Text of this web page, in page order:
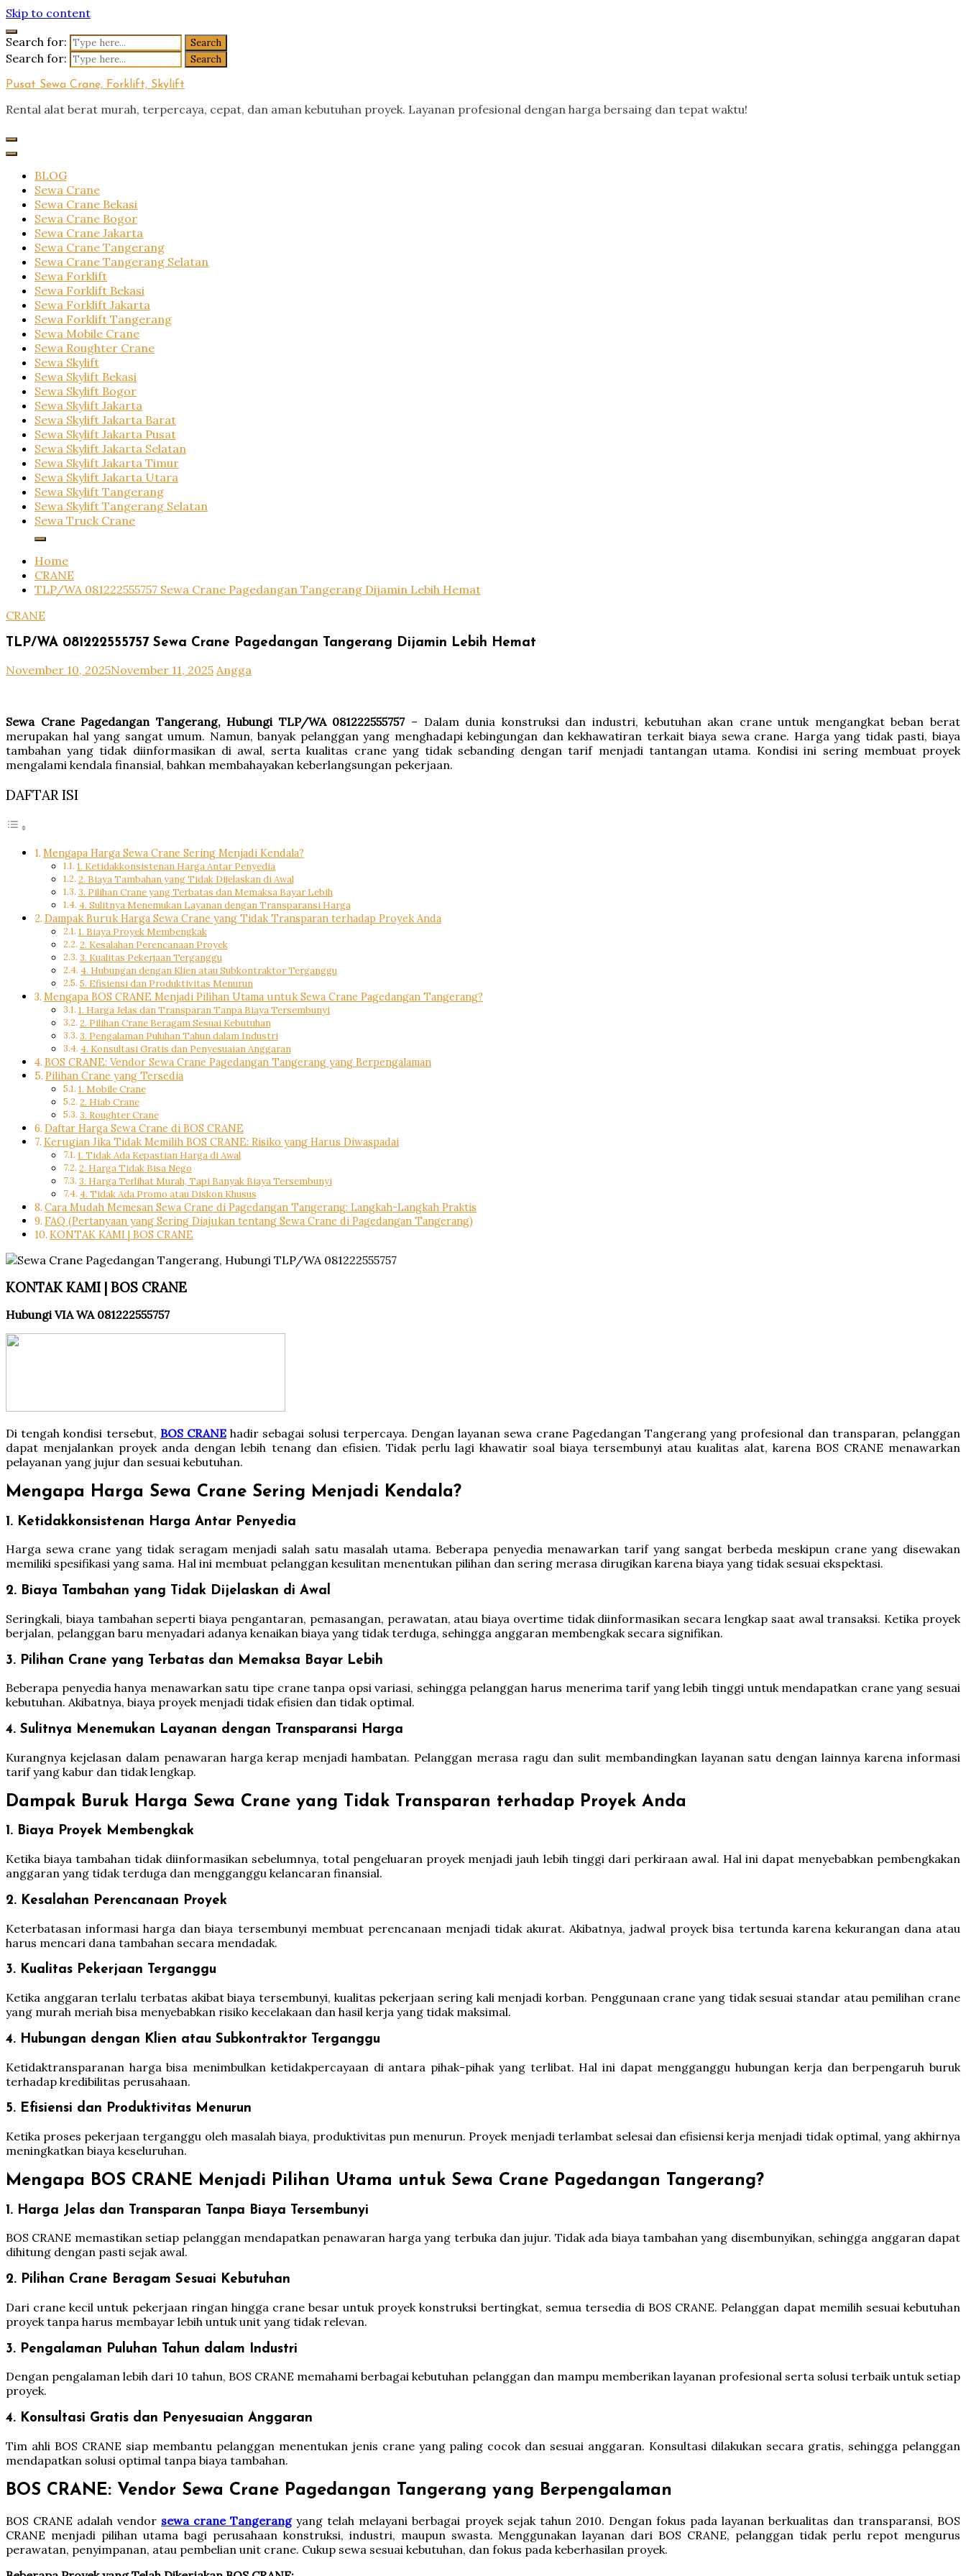
Skip to content
Search for:
Search for:
Pusat Sewa Crane, Forklift, Skylift
Rental alat berat murah, terpercaya, cepat, dan aman kebutuhan proyek. Layanan profesional dengan harga bersaing dan tepat waktu!
BLOG
Sewa Crane
Sewa Crane Bekasi
Sewa Crane Bogor
Sewa Crane Jakarta
Sewa Crane Tangerang
Sewa Crane Tangerang Selatan
Sewa Forklift
Sewa Forklift Bekasi
Sewa Forklift Jakarta
Sewa Forklift Tangerang
Sewa Mobile Crane
Sewa Roughter Crane
Sewa Skylift
Sewa Skylift Bekasi
Sewa Skylift Bogor
Sewa Skylift Jakarta
Sewa Skylift Jakarta Barat
Sewa Skylift Jakarta Pusat
Sewa Skylift Jakarta Selatan
Sewa Skylift Jakarta Timur
Sewa Skylift Jakarta Utara
Sewa Skylift Tangerang
Sewa Skylift Tangerang Selatan
Sewa Truck Crane
Home
CRANE
TLP/WA 081222555757 Sewa Crane Pagedangan Tangerang Dijamin Lebih Hemat
CRANE
TLP/WA 081222555757 Sewa Crane Pagedangan Tangerang Dijamin Lebih Hemat
November 10, 2025November 11, 2025 Angga
Sewa Crane Pagedangan Tangerang, Hubungi TLP/WA 081222555757– Dalam dunia konstruksi dan industri, kebutuhan akan crane untuk mengangkat beban berat
merupakan hal yang sangat umum. Namun, banyak pelanggan yang menghadapi kebingungan dan kekhawatiran terkait biaya sewa crane. Harga yang tidak pasti, biaya
tambahan yang tidak diinformasikan di awal, serta kualitas crane yang tidak sebanding dengan tarif menjadi tantangan utama. Kondisi ini sering membuat proyek
mengalami kendala finansial, bahkan membahayakan keberlangsungan pekerjaan.
DAFTAR ISI
Mengapa Harga Sewa Crane Sering Menjadi Kendala?
1. Ketidakkonsistenan Harga Antar Penyedia
2. Biaya Tambahan yang Tidak Dijelaskan di Awal
3. Pilihan Crane yang Terbatas dan Memaksa Bayar Lebih
4. Sulitnya Menemukan Layanan dengan Transparansi Harga
Dampak Buruk Harga Sewa Crane yang Tidak Transparan terhadap Proyek Anda
1. Biaya Proyek Membengkak
2. Kesalahan Perencanaan Proyek
3. Kualitas Pekerjaan Terganggu
4. Hubungan dengan Klien atau Subkontraktor Terganggu
5. Efisiensi dan Produktivitas Menurun
Mengapa BOS CRANE Menjadi Pilihan Utama untuk Sewa Crane Pagedangan Tangerang?
1. Harga Jelas dan Transparan Tanpa Biaya Tersembunyi
2. Pilihan Crane Beragam Sesuai Kebutuhan
3. Pengalaman Puluhan Tahun dalam Industri
4. Konsultasi Gratis dan Penyesuaian Anggaran
BOS CRANE: Vendor Sewa Crane Pagedangan Tangerang yang Berpengalaman
Pilihan Crane yang Tersedia
1. Mobile Crane
2. Hiab Crane
3. Roughter Crane
Daftar Harga Sewa Crane di BOS CRANE
Kerugian Jika Tidak Memilih BOS CRANE: Risiko yang Harus Diwaspadai
1. Tidak Ada Kepastian Harga di Awal
2. Harga Tidak Bisa Nego
3. Harga Terlihat Murah, Tapi Banyak Biaya Tersembunyi
4. Tidak Ada Promo atau Diskon Khusus
Cara Mudah Memesan Sewa Crane di Pagedangan Tangerang: Langkah-Langkah Praktis
FAQ (Pertanyaan yang Sering Diajukan tentang Sewa Crane di Pagedangan Tangerang)
KONTAK KAMI | BOS CRANE
KONTAK KAMI | BOS CRANE
Hubungi VIA WA 081222555757
Di tengah kondisi tersebut, BOS CRANE hadir sebagai solusi terpercaya. Dengan layanan sewa crane Pagedangan Tangerang yang profesional dan transparan, pelanggan
dapat menjalankan proyek anda dengan lebih tenang dan efisien. Tidak perlu lagi khawatir soal biaya tersembunyi atau kualitas alat, karena BOS CRANE menawarkan
pelayanan yang jujur dan sesuai kebutuhan.
Mengapa Harga Sewa Crane Sering Menjadi Kendala?
1. Ketidakkonsistenan Harga Antar Penyedia
Harga sewa crane yang tidak seragam menjadi salah satu masalah utama. Beberapa penyedia menawarkan tarif yang sangat berbeda meskipun crane yang disewakan
memiliki spesifikasi yang sama. Hal ini membuat pelanggan kesulitan menentukan pilihan dan sering merasa dirugikan karena biaya yang tidak sesuai ekspektasi.
2. Biaya Tambahan yang Tidak Dijelaskan di Awal
Seringkali, biaya tambahan seperti biaya pengantaran, pemasangan, perawatan, atau biaya overtime tidak diinformasikan secara lengkap saat awal transaksi. Ketika proyek
berjalan, pelanggan baru menyadari adanya kenaikan biaya yang tidak terduga, sehingga anggaran membengkak secara signifikan.
3. Pilihan Crane yang Terbatas dan Memaksa Bayar Lebih
Beberapa penyedia hanya menawarkan satu tipe crane tanpa opsi variasi, sehingga pelanggan harus menerima tarif yang lebih tinggi untuk mendapatkan crane yang sesuai
kebutuhan. Akibatnya, biaya proyek menjadi tidak efisien dan tidak optimal.
4. Sulitnya Menemukan Layanan dengan Transparansi Harga
Kurangnya kejelasan dalam penawaran harga kerap menjadi hambatan. Pelanggan merasa ragu dan sulit membandingkan layanan satu dengan lainnya karena informasi
tarif yang kabur dan tidak lengkap.
Dampak Buruk Harga Sewa Crane yang Tidak Transparan terhadap Proyek Anda
1. Biaya Proyek Membengkak
Ketika biaya tambahan tidak diinformasikan sebelumnya, total pengeluaran proyek menjadi jauh lebih tinggi dari perkiraan awal. Hal ini dapat menyebabkan pembengkakan
anggaran yang tidak terduga dan mengganggu kelancaran finansial.
2. Kesalahan Perencanaan Proyek
Keterbatasan informasi harga dan biaya tersembunyi membuat perencanaan menjadi tidak akurat. Akibatnya, jadwal proyek bisa tertunda karena kekurangan dana atau
harus mencari dana tambahan secara mendadak.
3. Kualitas Pekerjaan Terganggu
Ketika anggaran terlalu terbatas akibat biaya tersembunyi, kualitas pekerjaan sering kali menjadi korban. Penggunaan crane yang tidak sesuai standar atau pemilihan crane
yang murah meriah bisa menyebabkan risiko kecelakaan dan hasil kerja yang tidak maksimal.
4. Hubungan dengan Klien atau Subkontraktor Terganggu
Ketidaktransparanan harga bisa menimbulkan ketidakpercayaan di antara pihak-pihak yang terlibat. Hal ini dapat mengganggu hubungan kerja dan berpengaruh buruk
terhadap kredibilitas perusahaan.
5. Efisiensi dan Produktivitas Menurun
Ketika proses pekerjaan terganggu oleh masalah biaya, produktivitas pun menurun. Proyek menjadi terlambat selesai dan efisiensi kerja menjadi tidak optimal, yang akhirnya
meningkatkan biaya keseluruhan.
Mengapa BOS CRANE Menjadi Pilihan Utama untuk Sewa Crane Pagedangan Tangerang?
1. Harga Jelas dan Transparan Tanpa Biaya Tersembunyi
BOS CRANE memastikan setiap pelanggan mendapatkan penawaran harga yang terbuka dan jujur. Tidak ada biaya tambahan yang disembunyikan, sehingga anggaran dapat
dihitung dengan pasti sejak awal.
2. Pilihan Crane Beragam Sesuai Kebutuhan
Dari crane kecil untuk pekerjaan ringan hingga crane besar untuk proyek konstruksi bertingkat, semua tersedia di BOS CRANE. Pelanggan dapat memilih sesuai kebutuhan
proyek tanpa harus membayar lebih untuk unit yang tidak relevan.
3. Pengalaman Puluhan Tahun dalam Industri
Dengan pengalaman lebih dari 10 tahun, BOS CRANE memahami berbagai kebutuhan pelanggan dan mampu memberikan layanan profesional serta solusi terbaik untuk setiap
proyek.
4. Konsultasi Gratis dan Penyesuaian Anggaran
Tim ahli BOS CRANE siap membantu pelanggan menentukan jenis crane yang paling cocok dan sesuai anggaran. Konsultasi dilakukan secara gratis, sehingga pelanggan
mendapatkan solusi optimal tanpa biaya tambahan.
BOS CRANE: Vendor Sewa Crane Pagedangan Tangerang yang Berpengalaman
BOS CRANE adalah vendor sewa crane Tangerangyang telah melayani berbagai proyek sejak tahun 2010. Dengan fokus pada layanan berkualitas dan transparansi, BOS
CRANE menjadi pilihan utama bagi perusahaan konstruksi, industri, maupun swasta. Menggunakan layanan dari BOS CRANE, pelanggan tidak perlu repot mengurus
perawatan, penyimpanan, atau pembelian unit crane. Cukup sewa sesuai kebutuhan, dan fokus pada keberhasilan proyek.